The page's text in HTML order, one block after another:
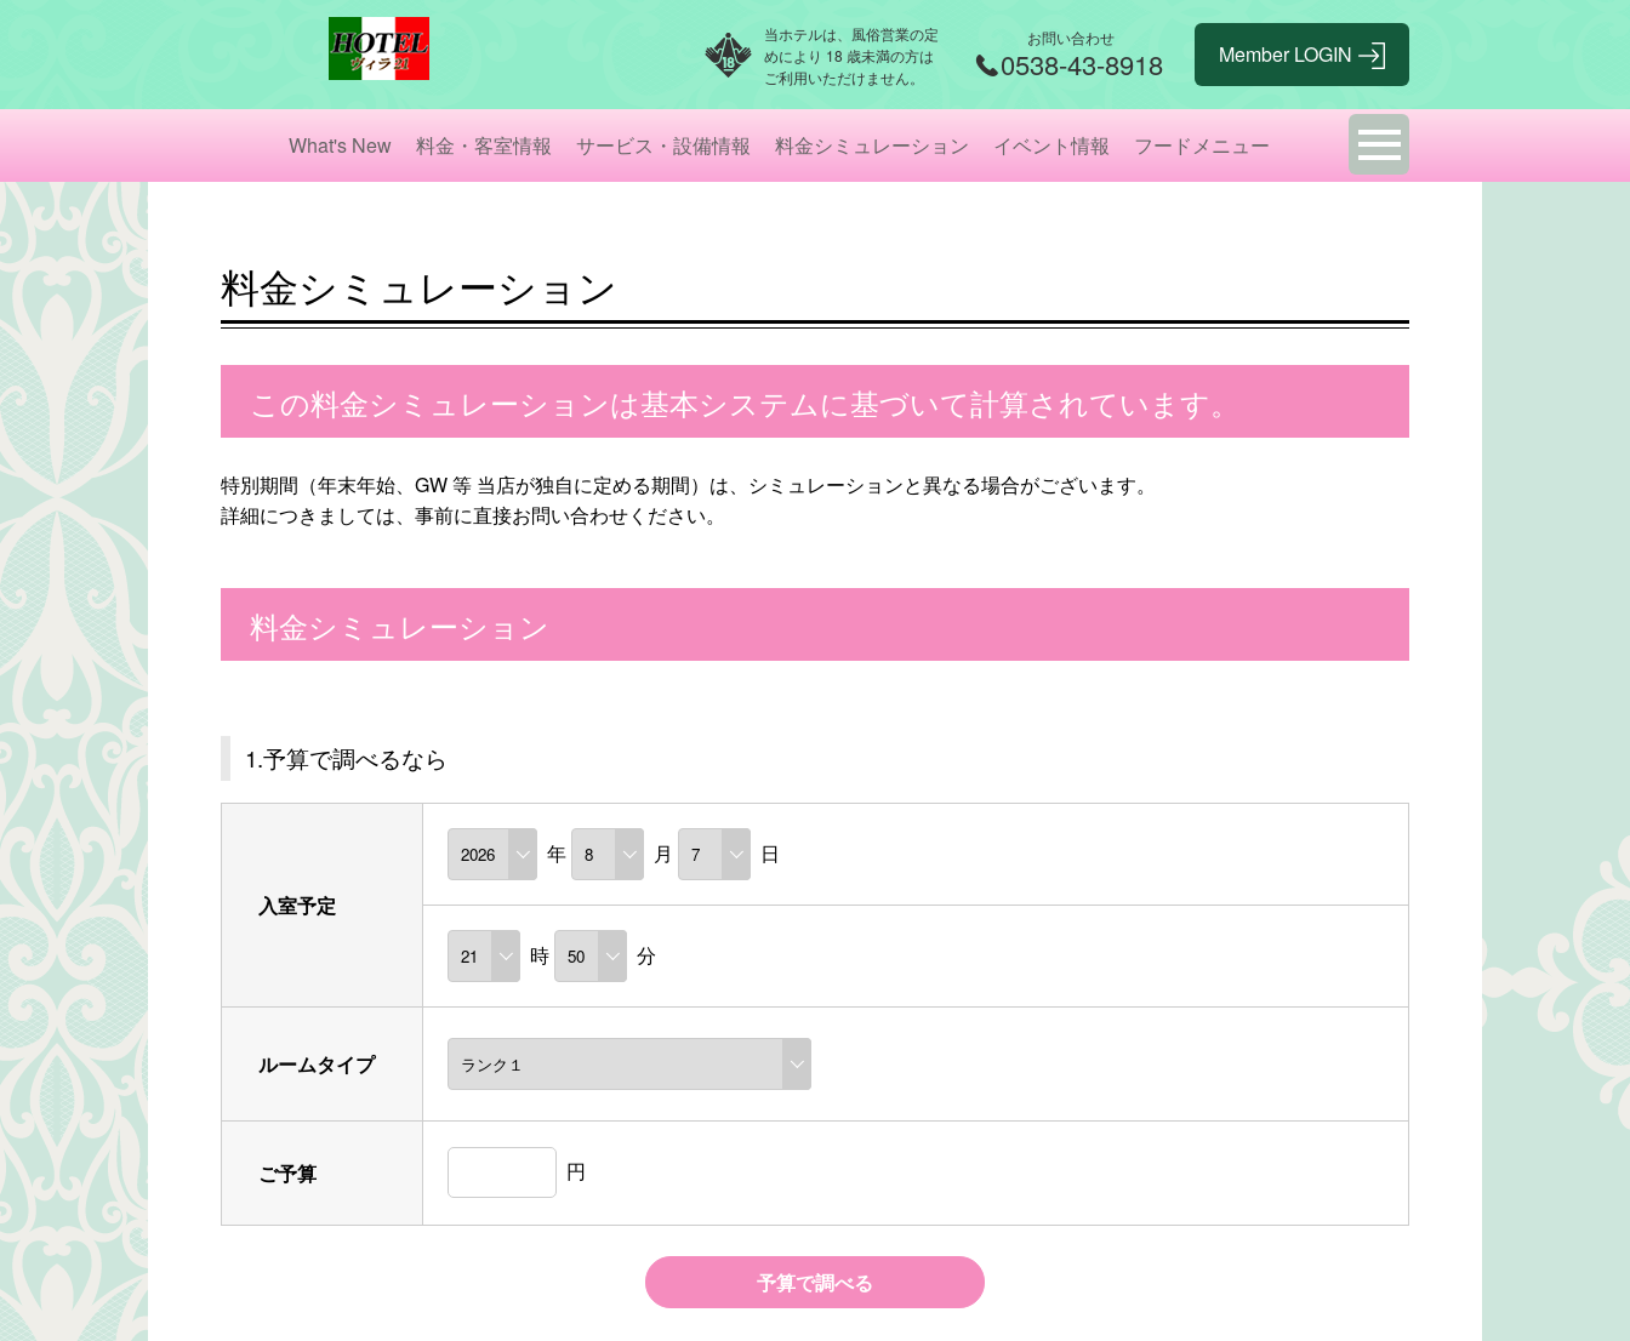
当ホテルは、風俗営業の定
めにより 18 歳未満の方は
ご利用いただけません。
お問い合わせ
0538-43-8918
What's New 料金・客室情報 サービス・設備情報 料金シミュレーション イベント情報 フードメニュー
料金シミュレーション
この料金シミュレーションは基本システムに基づいて計算されています。
特別期間（年末年始、GW 等 当店が独自に定める期間）は、シミュレーションと異なる場合がございます。
詳細につきましては、事前に直接お問い合わせください。
料金シミュレーション
1.予算で調べるなら
入室予定
年 月 日
時 分
ルームタイプ
ご予算 円
予算で調べる